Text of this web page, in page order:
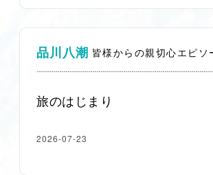
品川八潮 皆様からの親切心エピソ
旅のはじまり
2026-07-23